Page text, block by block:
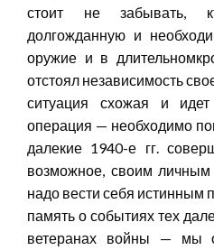
стоит не забывать,
долгожданную и
оружие и в
отстоял независимость
ситуация схожая и
операция — необходимо
далекие 1940-е гг.
возможное, своим личным
надо вести себя истинным
память о событиях тех
ветеранах войны — мы